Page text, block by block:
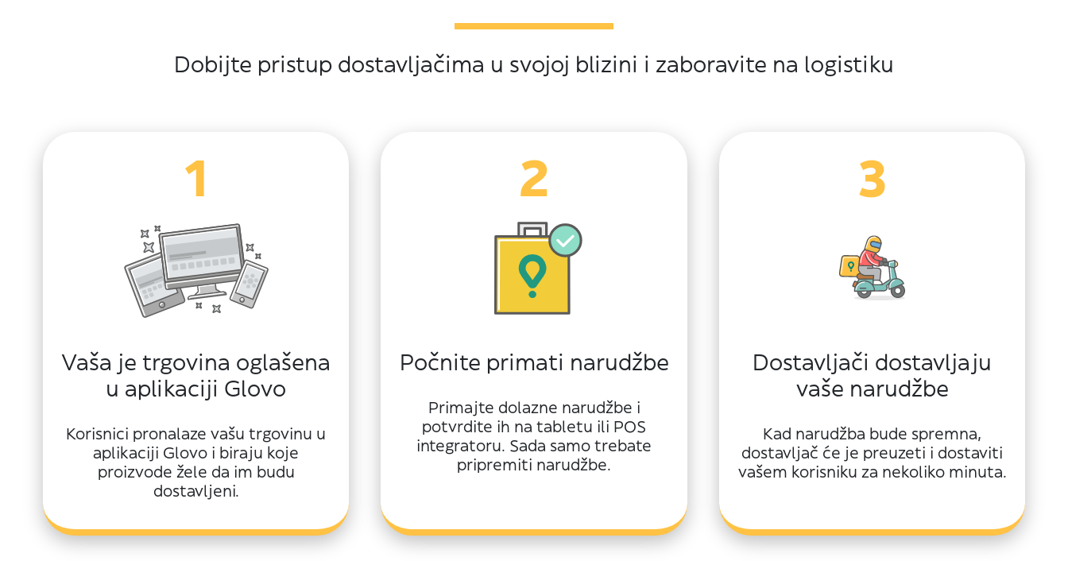
Dobijte pristup dostavljačima u svojoj blizini i zaboravite na logistiku
1
Vaša je trgovina oglašena
u aplikaciji Glovo
Korisnici pronalaze vašu trgovinu u
aplikaciji Glovo i biraju koje
proizvode žele da im budu
dostavljeni.
2
Počnite primati narudžbe
Primajte dolazne narudžbe i
potvrdite ih na tabletu ili POS
integratoru. Sada samo trebate
pripremiti narudžbe.
3
Dostavljači dostavljaju
vaše narudžbe
Kad narudžba bude spremna,
dostavljač će je preuzeti i dostaviti
vašem korisniku za nekoliko minuta.